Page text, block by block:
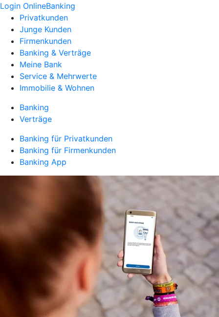
Login OnlineBanking
Privatkunden
Junge Kunden
Firmenkunden
Banking & Verträge
Meine Bank
Service & Mehrwerte
Immobilie & Wohnen
Banking
Verträge
Banking für Privatkunden
Banking für Firmenkunden
Banking App